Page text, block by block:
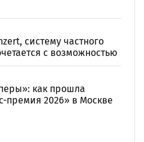
систему частного
с возможностью
как прошла
премия 2026» в Москве